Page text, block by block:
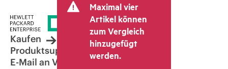
Maximal vier
Artikel können
zum Vergleich
hinzugefügt
werden.
Kaufen
Produktsupport
E-Mail an Vertrieb